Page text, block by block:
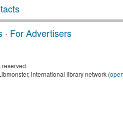
· For Advertisers
international library network (